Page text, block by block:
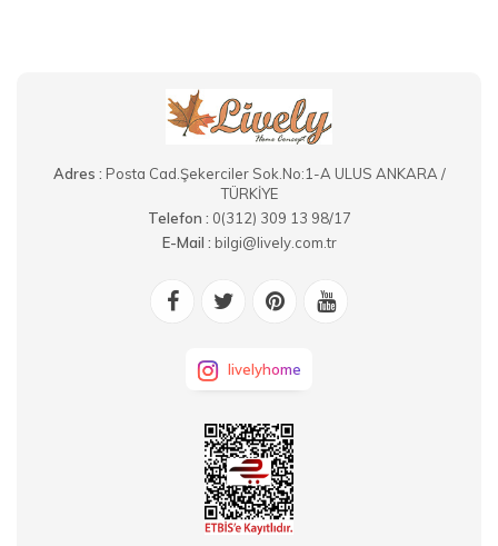
Adres : Posta Cad.Şekerciler Sok.No:1-A ULUS ANKARA /
TÜRKİYE
Telefon : 0(312) 309 13 98/17
E-Mail : bilgi@lively.com.tr
livelyhome